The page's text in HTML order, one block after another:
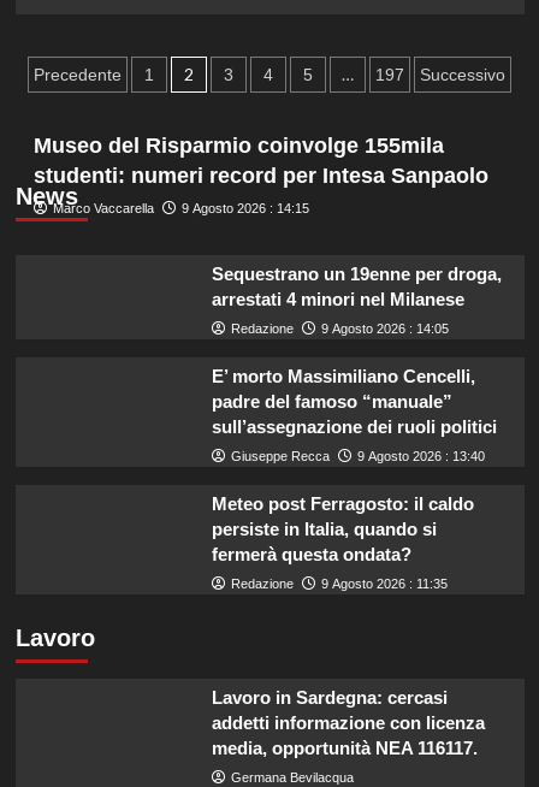
La
natura
città:
il
progetto
‘My
Paginazione
articoli
Precedente 1 2 3 4 5 … 197 Successivo
News
Museo del Risparmio coinvolge 155mila
studenti: numeri record per Intesa Sanpaolo
Marco Vaccarella 9 Agosto 2026 : 14:15
Sequestrano un 19enne per droga,
arrestati 4 minori nel Milanese
Redazione 9 Agosto 2026 : 14:05
E’ morto Massimiliano Cencelli,
padre del famoso “manuale”
sull’assegnazione dei ruoli politici
Giuseppe Recca 9 Agosto 2026 : 13:40
Meteo post Ferragosto: il caldo
persiste in Italia, quando si
fermerà questa ondata?
Redazione 9 Agosto 2026 : 11:35
Lavoro
Lavoro in Sardegna: cercasi
addetti informazione con licenza
media, opportunità NEA 116117.
Germana Bevilacqua